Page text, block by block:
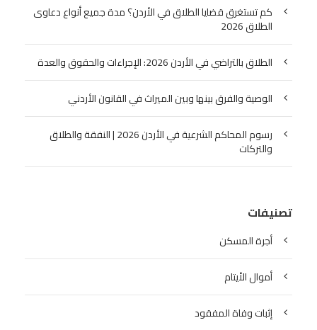
كم تستغرق قضايا الطلاق في الأردن؟ مدة جميع أنواع دعاوى
الطلاق 2026
الطلاق بالتراضي في الأردن 2026: الإجراءات والحقوق والعدة
الوصية والفرق بينها وبين الميراث في القانون الأردني
رسوم المحاكم الشرعية في الأردن 2026 | النفقة والطلاق
والتركات
تصنيفات
أجرة المسكن
أموال الأيتام
إثبات وفاة المفقود